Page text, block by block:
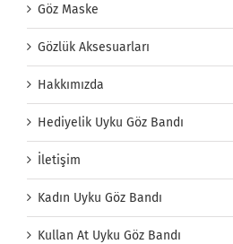
Göz Maske
Gözlük Aksesuarları
Hakkımızda
Hediyelik Uyku Göz Bandı
İletişim
Kadın Uyku Göz Bandı
Kullan At Uyku Göz Bandı